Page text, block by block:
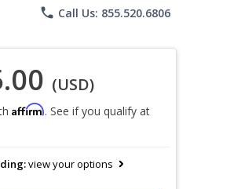
phone Call Us: 855.520.6806
(USD)
Affirm. See if you qualify at
view your options